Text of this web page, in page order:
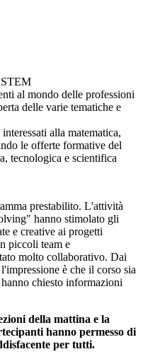
STEM
al mondo delle professioni
delle varie tematiche e
alla matematica,
le offerte formative del
tecnologica e scientifica
prestabilito. L'attività
hanno stimolato gli
e creative ai progetti
piccoli team e
molto collaborativo. Dai
è che il corso sia
chiesto informazioni
della mattina e la
hanno permesso di
per tutti.